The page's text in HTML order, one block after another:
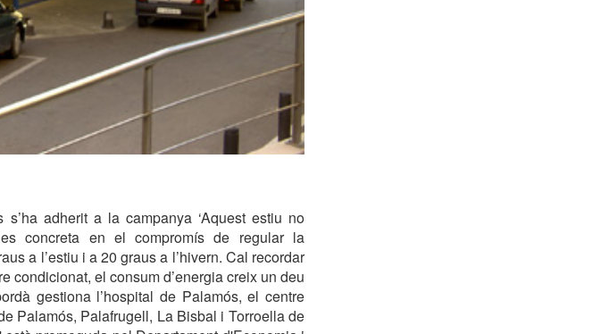
adherit a la campanya ‘Aquest estiu no
concreta en el compromís de regular la
a l’estiu i a 20 graus a l’hivern. Cal recordar
condicionat, el consum d’energia creix un deu
gestiona l’hospital de Palamós, el centre
Palamós, Palafrugell, La Bisbal i Torroella de